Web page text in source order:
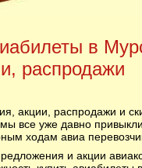
в
распродажи
акции, распродажи и
все уже давно
ходам авиа
и акции